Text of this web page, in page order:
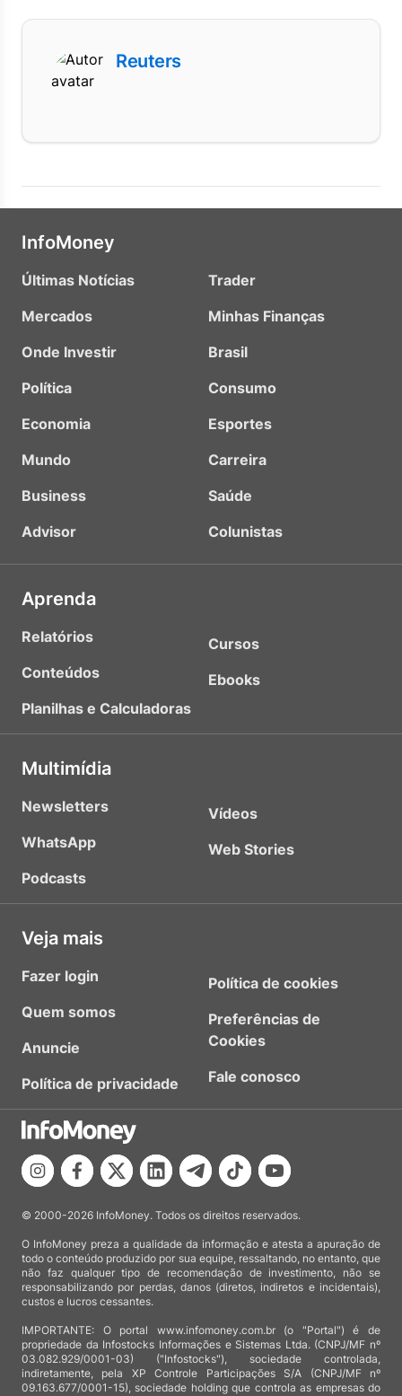
Reuters
InfoMoney
Últimas Notícias
Mercados
Onde Investir
Política
Economia
Mundo
Business
Advisor
Trader
Minhas Finanças
Brasil
Consumo
Esportes
Carreira
Saúde
Colunistas
Aprenda
Relatórios
Conteúdos
Planilhas e Calculadoras
Cursos
Ebooks
Multimídia
Newsletters
WhatsApp
Podcasts
Vídeos
Web Stories
Veja mais
Fazer login
Quem somos
Anuncie
Política de privacidade
Política de cookies
Preferências de
Cookies
Fale conosco
© 2000-2026 InfoMoney. Todos os direitos reservados.
O InfoMoney preza a qualidade da informação e atesta a apuração de
todo o conteúdo produzido por sua equipe, ressaltando, no entanto, que
não faz qualquer tipo de recomendação de investimento, não se
responsabilizando por perdas, danos (diretos, indiretos e incidentais),
custos e lucros cessantes.
IMPORTANTE: O portal www.infomoney.com.br (o "Portal") é de
propriedade da Infostocks Informações e Sistemas Ltda. (CNPJ/MF nº
03.082.929/0001-03) ("Infostocks"), sociedade controlada,
indiretamente, pela XP Controle Participações S/A (CNPJ/MF nº
09.163.677/0001-15), sociedade holding que controla as empresas do